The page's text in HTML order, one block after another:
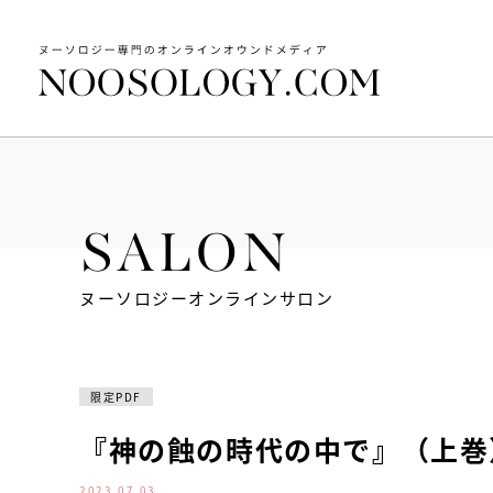
SALON
ヌーソロジーオンラインサロン
限定PDF
『神の蝕の時代の中で』（上